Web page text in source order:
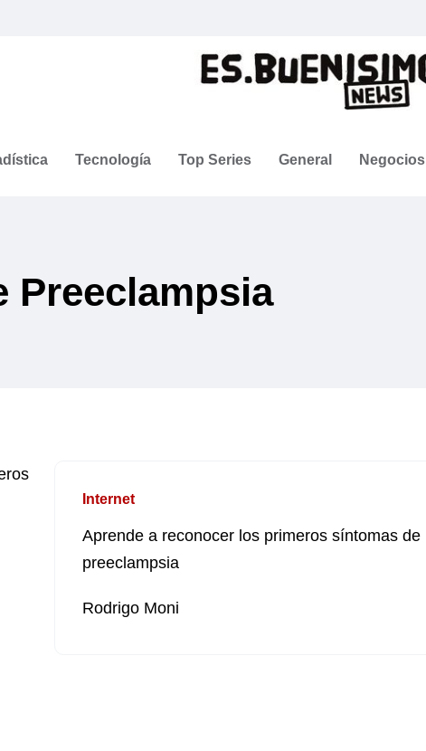
Tecnología Top Series General Negocios
Preeclampsia
Internet
Aprende a reconocer los primeros síntomas de
preeclampsia
Rodrigo Moni